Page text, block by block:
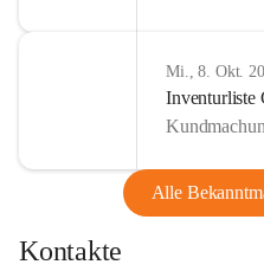
Mi., 8. Okt.
Inventurliste
Alle
Kontakte